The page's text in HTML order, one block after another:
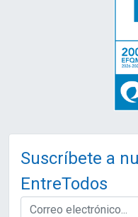
Suscríbete a
EntreTodos
EMAIL